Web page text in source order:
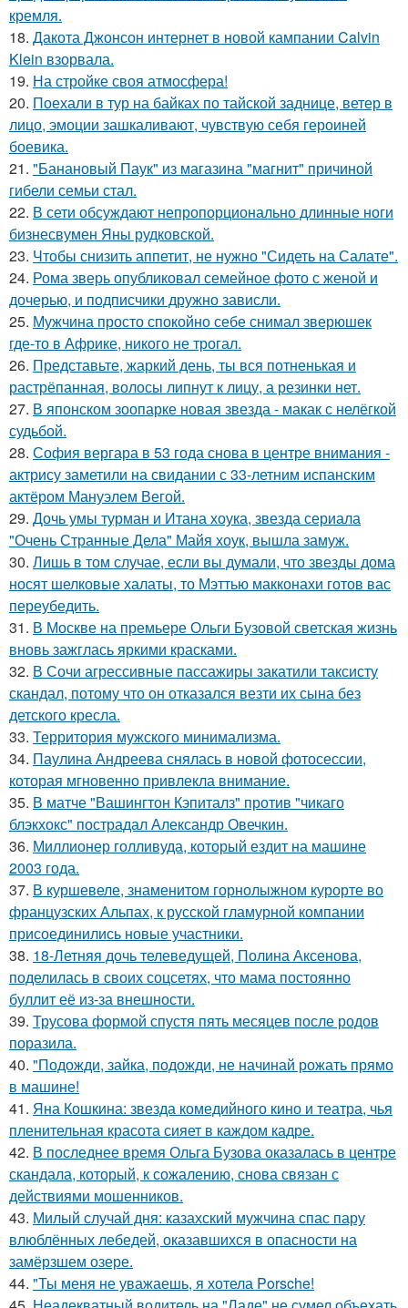
кремля.
18. Дакота Джонсон интернет в новой кампании Calvin
Klein взорвала.
19. На стройке своя атмосфера!
20. Поехали в тур на байках по тайской заднице, ветер в
лицо, эмоции зашкаливают, чувствую себя героиней
боевика.
21. "Банановый Паук" из магазина "магнит" причиной
гибели семьи стал.
22. В сети обсуждают непропорционально длинные ноги
бизнесвумен Яны рудковской.
23. Чтобы снизить аппетит, не нужно "Сидеть на Салате".
24. Рома зверь опубликовал семейное фото с женой и
дочерью, и подписчики дружно зависли.
25. Мужчина просто спокойно себе снимал зверюшек
где-то в Африке, никого не трогал.
26. Представьте, жаркий день, ты вся потненькая и
растрёпанная, волосы липнут к лицу, а резинки нет.
27. В японском зоопарке новая звезда - макак с нелёгкой
судьбой.
28. София вергара в 53 года снова в центре внимания -
актрису заметили на свидании с 33-летним испанским
актёром Мануэлем Вегой.
29. Дочь умы турман и Итана хоука, звезда сериала
"Очень Странные Дела" Майя хоук, вышла замуж.
30. Лишь в том случае, если вы думали, что звезды дома
носят шелковые халаты, то Мэттью макконахи готов вас
переубедить.
31. В Москве на премьере Ольги Бузовой светская жизнь
вновь зажглась яркими красками.
32. В Сочи агрессивные пассажиры закатили таксисту
скандал, потому что он отказался везти их сына без
детского кресла.
33. Территория мужского минимализма.
34. Паулина Андреева снялась в новой фотосессии,
которая мгновенно привлекла внимание.
35. В матче "Вашингтон Кэпиталз" против "чикаго
блэкхокс" пострадал Александр Овечкин.
36. Миллионер голливуда, который ездит на машине
2003 года.
37. В куршевеле, знаменитом горнолыжном курорте во
французских Альпах, к русской гламурной компании
присоединились новые участники.
38. 18-Летняя дочь телеведущей, Полина Аксенова,
поделилась в своих соцсетях, что мама постоянно
буллит её из-за внешности.
39. Трусова формой спустя пять месяцев после родов
поразила.
40. "Подожди, зайка, подожди, не начинай рожать прямо
в машине!
41. Яна Кошкина: звезда комедийного кино и театра, чья
пленительная красота сияет в каждом кадре.
42. В последнее время Ольга Бузова оказалась в центре
скандала, который, к сожалению, снова связан с
действиями мошенников.
43. Милый случай дня: казахский мужчина спас пару
влюблённых лебедей, оказавшихся в опасности на
замёрзшем озере.
44. "Ты меня не уважаешь, я хотела Porsche!